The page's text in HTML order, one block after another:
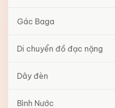
Gác Baga
Di chuyển đồ đạc nặng
Dây đèn
Bình Nước